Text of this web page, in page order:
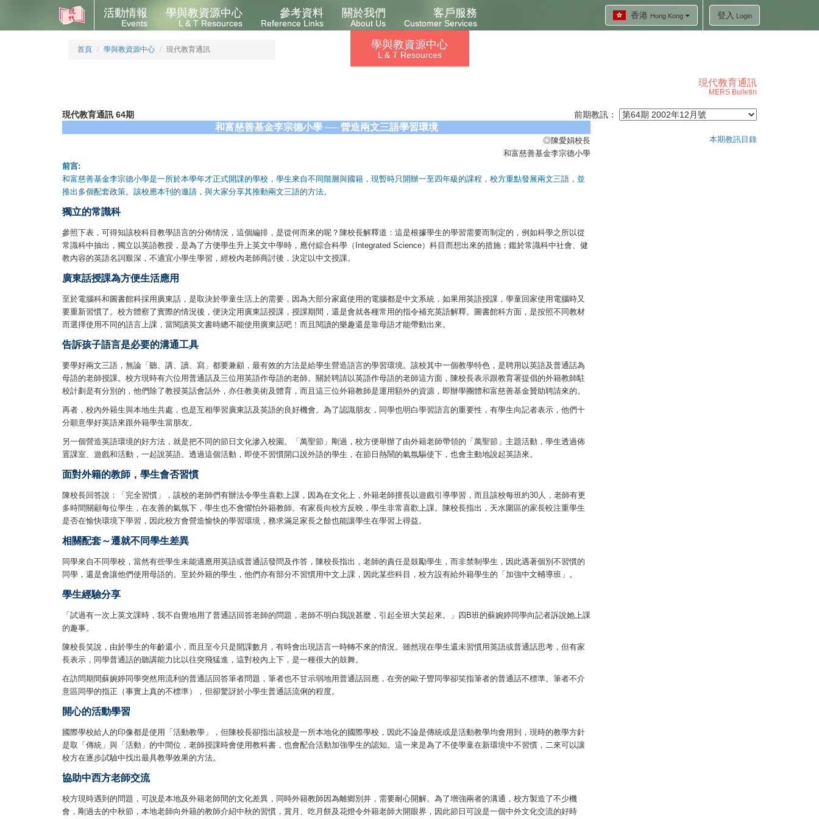
香港 Hong Kong 登入 Login
活動情報
Events
學與教資源中心
L & T Resources
參考資料
Reference Links
關於我們
About Us
客戶服務
Customer Services
首頁 學與教資源中心 現代教育通訊 學與教資源中心
L & T Resources
現代教育通訊
MERS Bulletin
現代教育通訊 64期 前期教訊：
和富慈善基金李宗德小學 ── 營造兩文三語學習環境
◎陳愛娟校長
和富慈善基金李宗德小學
前言:
和富慈善基金李宗德小學是一所於本學年才正式開課的學校，學生來自不同階層與國籍，現暫時只開辦一至四年級的課程，校方重點發展兩文三語，並
推出多個配套政策。該校應本刊的邀請，與大家分享其推動兩文三語的方法。
獨立的常識科
參照下表，可得知該校科目教學語言的分佈情況，這個編排，是從何而來的呢？陳校長解釋道：這是根據學生的學習需要而制定的，例如科學之所以從
常識科中抽出，獨立以英語教授，是為了方便學生升上英文中學時，應付綜合科學（Integrated Science）科目而想出來的措施；鑑於常識科中社會、健
教內容的英語名詞艱深，不適宜小學生學習，經校內老師商討後，決定以中文授課。
廣東話授課為方便生活應用
至於電腦科和圖書館科採用廣東話，是取決於學童生活上的需要，因為大部分家庭使用的電腦都是中文系統，如果用英語授課，學童回家使用電腦時又
要重新習慣了。校方體察了實際的情況後，便決定用廣東話授課，授課期間，還是會就各種常用的指令補充英語解釋。圖書館科方面，是按照不同教材
而選擇使用不同的語言上課，當閱讀英文書時總不能使用廣東話吧﹗而且閱讀的樂趣還是靠母語才能帶動出來。
告訴孩子語言是必要的溝通工具
要學好兩文三語，無論「聽、講、讀、寫」都要兼顧，最有效的方法是給學生營造語言的學習環境。該校其中一個教學特色，是聘用以英語及普通話為
母語的老師授課。校方現時有六位用普通話及三位用英語作母語的老師。關於聘請以英語作母語的老師這方面，陳校長表示跟教育署提倡的外籍教師駐
校計劃是有分別的，他們除了教授英話會話外，亦任教美術及體育，而且這三位外籍教師是運用額外的資源，即辦學團體和富慈善基金贊助聘請來的。
再者，校內外籍生與本地生共處，也是互相學習廣東話及英語的良好機會。為了認識朋友，同學也明白學習語言的重要性，有學生向記者表示，他們十
分願意學好英語來跟外籍學生當朋友。
另一個營造英語環境的好方法，就是把不同的節日文化滲入校園。「萬聖節」剛過，校方便舉辦了由外籍老師帶領的「萬聖節」主題活動，學生透過佈
置課室、遊戲和活動，一起說英語。透過這個活動，即使不習慣開口說外語的學生，在節日熱鬧的氣氛驅使下，也會主動地說起英語來。
面對外籍的教師，學生會否習慣
陳校長回答說：「完全習慣」，該校的老師們有辦法令學生喜歡上課，因為在文化上，外籍老師擅長以遊戲引導學習，而且該校每班約30人，老師有更
多時間關顧每位學生，在友善的氣氛下，學生也不會懼怕外籍教師。有家長向校方反映，學生非常喜歡上課。陳校長指出，天水圍區的家長較注重學生
是否在愉快環境下學習，因此校方會營造愉快的學習環境，務求滿足家長之餘也能讓學生在學習上得益。
相關配套～遷就不同學生差異
同學來自不同學校，當然有些學生未能適應用英語或普通話發問及作答，陳校長指出，老師的責任是鼓勵學生，而非禁制學生，因此遇著個別不習慣的
同學，還是會讓他們使用母語的。至於外籍的學生，他們亦有部分不習慣用中文上課，因此某些科目，校方設有給外籍學生的「加強中文輔導班」。
學生經驗分享
「試過有一次上英文課時，我不自覺地用了普通話回答老師的問題，老師不明白我說甚麼，引起全班大笑起來。」四B班的蘇婉婷同學向記者訴說她上課
的趣事。
陳校長笑說，由於學生的年齡還小，而且至今只是開課數月，有時會出現語言一時轉不來的情況。雖然現在學生還未習慣用英語或普通話思考，但有家
長表示，同學普通話的聽講能力比以往突飛猛進，這對校內上下，是一種很大的鼓舞。
在訪問期間蘇婉婷同學突然用流利的普通話回答筆者問題，筆者也不甘示弱地用普通話回應，在旁的歐子豐同學卻笑指筆者的普通話不標準。筆者不介
意區同學的指正（事實上真的不標準），但卻驚訝於小學生普通話流俐的程度。
開心的活動學習
國際學校給人的印像都是使用「活動教學」，但陳校長卻指出該校是一所本地化的國際學校，因此不論是傳統或是活動教學均會用到，現時的教學方針
是取「傳統」與「活動」的中間位，老師授課時會使用教科書，也會配合活動加強學生的認知。這一來是為了不使學童在新環境中不習慣，二來可以讓
校方在逐步試驗中找出最具教學效果的方法。
協助中西方老師交流
校方現時遇到的問題，可說是本地及外籍老師間的文化差異，同時外籍教師因為離鄉別井，需要耐心開解。為了增強兩者的溝通，校方製造了不少機
會，剛過去的中秋節，本地老師向外籍的教師介紹中秋的習慣，賞月、吃月餅及花燈令外籍老師大開眼界，因此節日可說是一個中外文化交流的好時
本期教訊目錄